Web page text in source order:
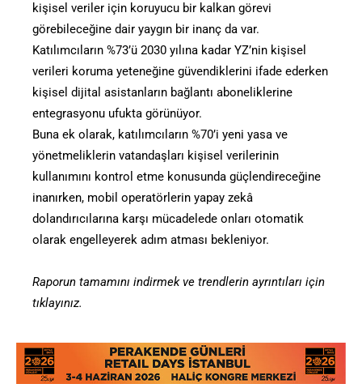
kişisel veriler için koruyucu bir kalkan görevi
görebileceğine dair yaygın bir inanç da var.
Katılımcıların %73’ü 2030 yılına kadar YZ’nin kişisel
verileri koruma yeteneğine güvendiklerini ifade ederken
kişisel dijital asistanların bağlantı aboneliklerine
entegrasyonu ufukta görünüyor.
Buna ek olarak, katılımcıların %70’i yeni yasa ve
yönetmeliklerin vatandaşları kişisel verilerinin
kullanımını kontrol etme konusunda güçlendireceğine
inanırken, mobil operatörlerin yapay zekâ
dolandırıcılarına karşı mücadelede onları otomatik
olarak engelleyerek adım atması bekleniyor.
Raporun tamamını indirmek ve trendlerin ayrıntıları için
tıklayınız.